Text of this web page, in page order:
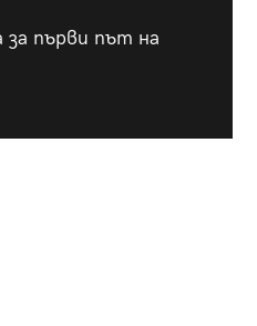
за първи път на